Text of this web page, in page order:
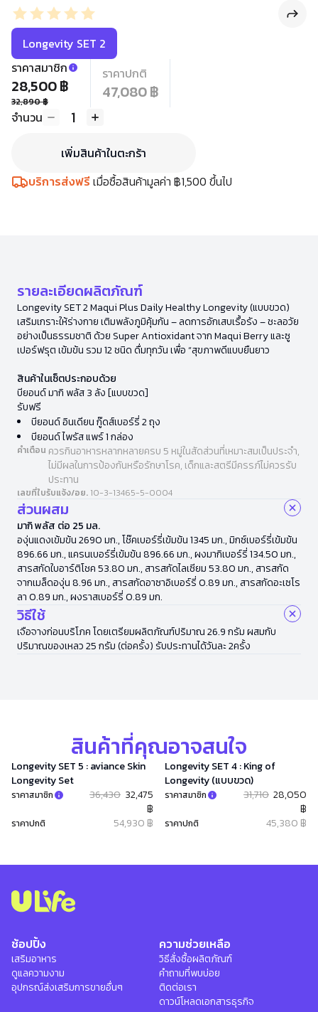
Longevity SET 2
ราคาสมาชิก
28,500 ฿
32,890 ฿
ราคาปกติ
47,080 ฿
จำนวน 1
เพิ่มสินค้าในตะกร้า
บริการส่งฟรีเมื่อซื้อสินค้ามูลค่า ฿1,500 ขึ้นไป
รายละเอียดผลิตภัณฑ์
Longevity SET 2 Maqui Plus Daily Healthy Longevity (แบบขวด)
เสริมเกราะให้ร่างกาย เติมพลังภูมิคุ้มกัน – ลดการอักเสบเรื้อรัง – ชะลอวัย
อย่างเป็นธรรมชาติ ด้วย Super Antioxidant จาก Maqui Berry และซู
เปอร์ฟรุต เข้มข้น รวม 12 ชนิด ดื่มทุกวัน เพื่อ “สุขภาพดีแบบยืนยาว
สินค้าในเซ็ตประกอบด้วย
บียอนด์ มากิ พลัส 3 ลัง [แบบขวด]
รับฟรี
บียอนด์ อินเดียน กู๊ดส์เบอร์รี่ 2 ถุง
บียอนด์ ไพรัส แพร์ 1 กล่อง
คำเตือน ควรกินอาหารหลากหลายครบ 5 หมู่ในสัดส่วนที่เหมาะสมเป็นประจำ,
ไม่มีผลในการป้องกันหรือรักษาโรค, เด็กและสตรีมีครรภ์ไม่ควรรับ
ประทาน
เลขที่ใบรับแจ้ง/อย. 10-3-13465-5-0004
ส่วนผสม
มากิ พลัส ต่อ 25 มล.
องุ่นแดงเข้มข้น 2690 มก., โช๊คเบอร์รี่เข้มข้น 1345 มก., มิกซ์เบอร์รี่เข้มข้น
896.66 มก., แครนเบอร์รี่เข้มข้น 896.66 มก., ผงมากิเบอร์รี่ 134.50 มก.,
สารสกัดใบอาร์ติโชค 53.80 มก., สารสกัดไลเซียม 53.80 มก., สารสกัด
จากเมล็ดองุ่น 8.96 มก., สารสกัดอาซาอิเบอร์รี่ 0.89 มก., สารสกัดอะเซโร
ลา 0.89 มก., ผงราสเบอร์รี่ 0.89 มก.
วิธีใช้
เจือจางก่อนบริโภค โดยเตรียมผลิตภัณฑ์ปริมาณ 26.9 กรัม ผสมกับ
ปริมาณของเหลว 25 กรัม (ต่อครั้ง) รับประทานได้วันละ 2ครั้ง
สินค้าที่คุณอาจสนใจ
Longevity SET 5 : aviance Skin
Longevity Set
ราคาสมาชิก 36,430 32,475
฿
ราคาปกติ 54,930 ฿
Longevity SET 4 : King of
Longevity (แบบขวด)
ราคาสมาชิก 31,710 28,050
฿
ราคาปกติ 45,380 ฿
ช้อปปิ้ง
เสริมอาหาร
ดูแลความงาม
อุปกรณ์ส่งเสริมการขายอื่นๆ
ความช่วยเหลือ
วิธีสั่งซื้อผลิตภัณฑ์
คำถามที่พบบ่อย
ติดต่อเรา
ดาวน์โหลดเอกสารธุรกิจ